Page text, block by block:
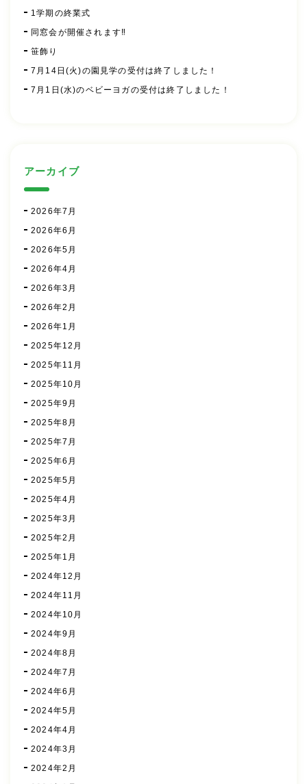
1学期の終業式
同窓会が開催されます‼
笹飾り
7月14日(火)の園見学の受付は終了しました！
7月1日(水)のベビーヨガの受付は終了しました！
アーカイブ
2026年7月
2026年6月
2026年5月
2026年4月
2026年3月
2026年2月
2026年1月
2025年12月
2025年11月
2025年10月
2025年9月
2025年8月
2025年7月
2025年6月
2025年5月
2025年4月
2025年3月
2025年2月
2025年1月
2024年12月
2024年11月
2024年10月
2024年9月
2024年8月
2024年7月
2024年6月
2024年5月
2024年4月
2024年3月
2024年2月